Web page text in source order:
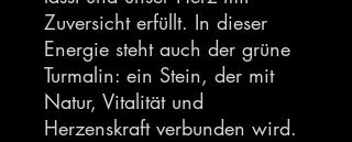
Zuversicht erfüllt. In dieser
Energie steht auch der grüne
Turmalin: ein Stein, der mit
Natur, Vitalität und
Herzenskraft verbunden wird.